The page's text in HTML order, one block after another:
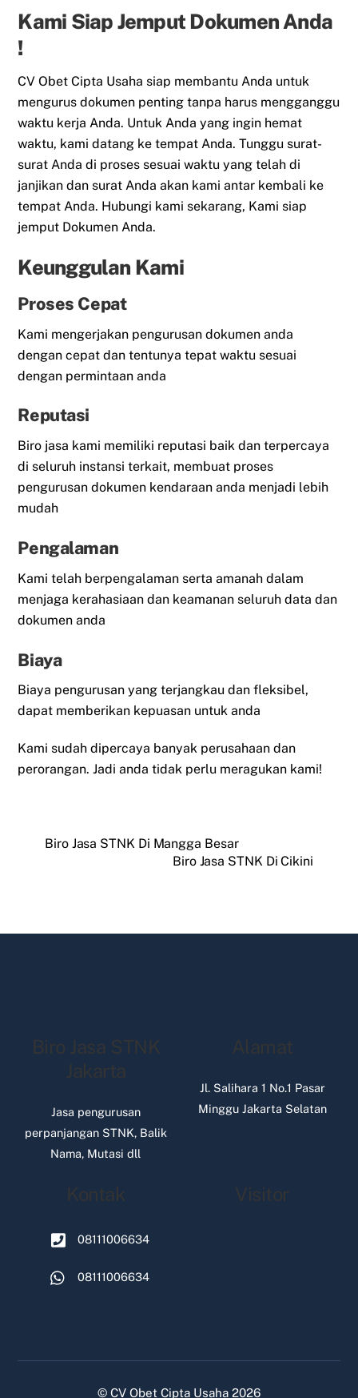
Kami Siap Jemput Dokumen Anda
!
CV Obet Cipta Usaha siap membantu Anda untuk
mengurus dokumen penting tanpa harus mengganggu
waktu kerja Anda. Untuk Anda yang ingin hemat
waktu, kami datang ke tempat Anda. Tunggu surat-
surat Anda di proses sesuai waktu yang telah di
janjikan dan surat Anda akan kami antar kembali ke
tempat Anda. Hubungi kami sekarang, Kami siap
jemput Dokumen Anda.
Keunggulan Kami
Proses Cepat
Kami mengerjakan pengurusan dokumen anda
dengan cepat dan tentunya tepat waktu sesuai
dengan permintaan anda
Reputasi
Biro jasa kami memiliki reputasi baik dan terpercaya
di seluruh instansi terkait, membuat proses
pengurusan dokumen kendaraan anda menjadi lebih
mudah
Pengalaman
Kami telah berpengalaman serta amanah dalam
menjaga kerahasiaan dan keamanan seluruh data dan
dokumen anda
Biaya
Biaya pengurusan yang terjangkau dan fleksibel,
dapat memberikan kepuasan untuk anda
Kami sudah dipercaya banyak perusahaan dan
perorangan. Jadi anda tidak perlu meragukan kami!
Biro Jasa STNK Di Mangga Besar
Biro Jasa STNK Di Cikini
Biro Jasa STNK
Jakarta
Jasa pengurusan
perpanjangan STNK, Balik
Nama, Mutasi dll
Alamat
Jl. Salihara 1 No.1 Pasar
Minggu Jakarta Selatan
Kontak
08111006634
08111006634
Visitor
© CV Obet Cipta Usaha 2026